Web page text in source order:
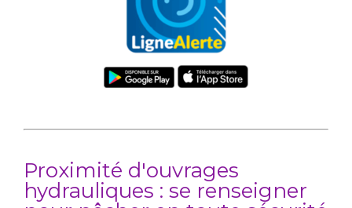
Proximité d'ouvrages
hydrauliques : se renseigner